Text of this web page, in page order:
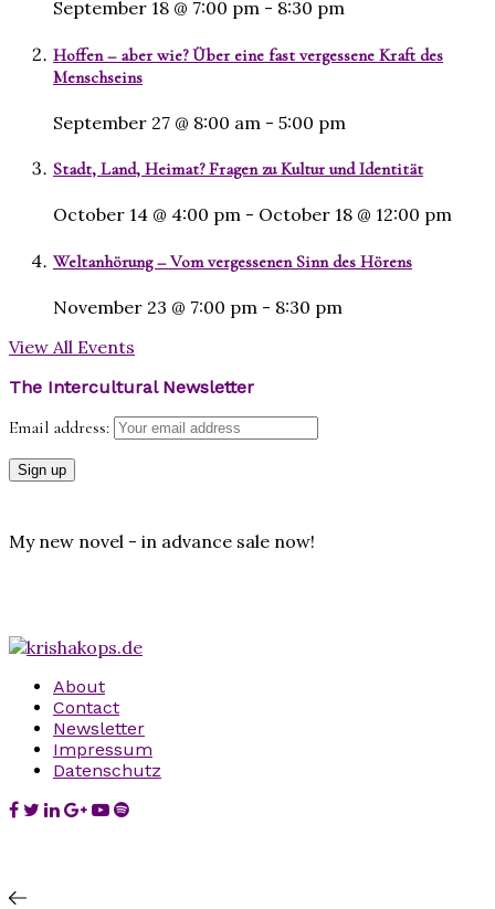
September 18 @ 7:00 pm - 8:30 pm
Hoffen – aber wie? Über eine fast vergessene Kraft des
Menschseins
September 27 @ 8:00 am - 5:00 pm
Stadt, Land, Heimat? Fragen zu Kultur und Identität
October 14 @ 4:00 pm - October 18 @ 12:00 pm
Weltanhörung – Vom vergessenen Sinn des Hörens
November 23 @ 7:00 pm - 8:30 pm
View All Events
The Intercultural Newsletter
Email address:
My new novel - in advance sale now!
About
Contact
Newsletter
Impressum
Datenschutz